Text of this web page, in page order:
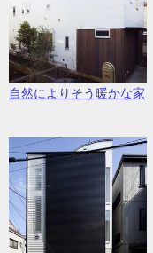
自然によりそう暖かな家